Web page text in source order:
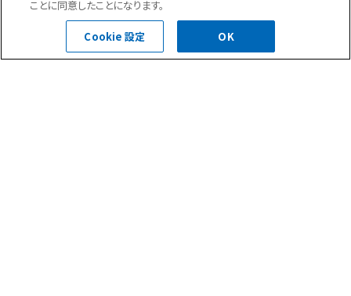
現場ブログ一覧へ
ことに同意したことになります。
Cookie 設定 OK